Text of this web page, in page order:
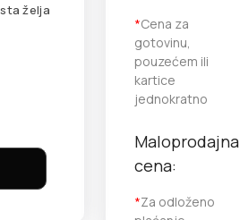
želja
*Cena za
gotovinu,
pouzećem ili
kartice
jednokratno
Maloprodajna
cena:
*Za odloženo